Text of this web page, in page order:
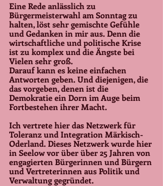
Eine Rede anlässlich zu
Bürgermeisterwahl am Sonntag zu
halten, löst sehr gemischte Gefühle
und Gedanken in mir aus. Denn die
wirtschaftliche und politische Krise
ist zu komplex und die Ängste bei
Vielen sehr groß.
Darauf kann es keine einfachen
Antworten geben. Und diejenigen, die
das vorgeben, denen ist die
Demokratie ein Dorn im Auge beim
Fortbestehen ihrer Macht.
Ich vertrete hier das Netzwerk für
Toleranz und Integration Märkisch-
Oderland. Dieses Netzwerk wurde hier
in Seelow vor über über 25 Jahren von
engagierten Bürgerinnen und Bürgern
und Vertreterinnen aus Politik und
Verwaltung gegründet.